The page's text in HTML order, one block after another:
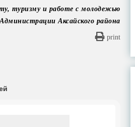
туризму и работе с молодежью
Администрации Аксайского района
print